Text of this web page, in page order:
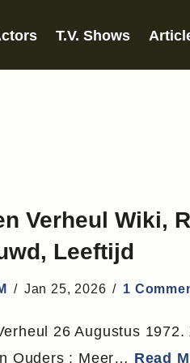
T.V. Shows
Verheul Wiki,
Leeftijd
Jan 25, 2026 1
26 Augustus
Ouders : Meer… Read